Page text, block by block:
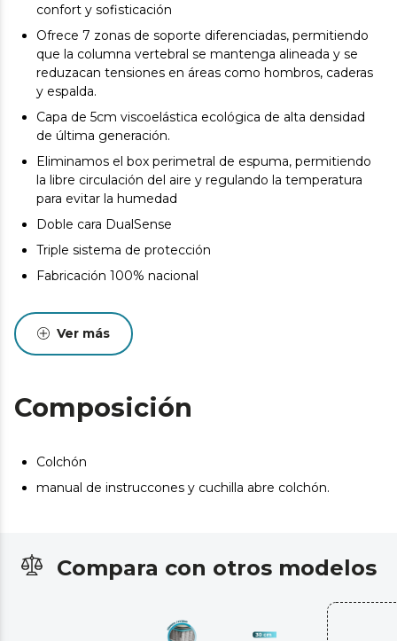
confort y sofisticación
Ofrece 7 zonas de soporte diferenciadas, permitiendo
que la columna vertebral se mantenga alineada y se
reduzacan tensiones en áreas como hombros, caderas
y espalda.
Capa de 5cm viscoelástica ecológica de alta densidad
de última generación.
Eliminamos el box perimetral de espuma, permitiendo
la libre circulación del aire y regulando la temperatura
para evitar la humedad
Doble cara DualSense
Triple sistema de protección
Fabricación 100% nacional
Ver más
Composición
Colchón
manual de instruccones y cuchilla abre colchón.
Compara con otros modelos